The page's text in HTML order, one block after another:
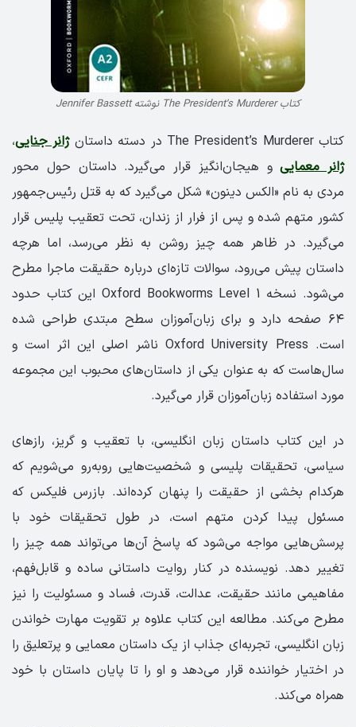
کتاب The President’s Murderer نوشته Jennifer Bassett
کتاب The President’s Murderer در دسته داستان ژانر جنایی،
ژانر معماییو هیجان‌انگیز قرار می‌گیرد. داستان حول محور
مردی به نام «الکس دینون» شکل می‌گیرد که به قتل رئیس‌جمهور
کشور متهم شده و پس از فرار از زندان، تحت تعقیب پلیس قرار
می‌گیرد. در ظاهر همه چیز روشن به نظر می‌رسد، اما هرچه
داستان پیش می‌رود، سوالات تازه‌ای درباره حقیقت ماجرا مطرح
می‌شود. نسخه Oxford Bookworms Level 1 این کتاب حدود
۶۴ صفحه دارد و برای زبان‌آموزان سطح مبتدی طراحی شده
است. Oxford University Press ناشر اصلی این اثر است و
سال‌هاست که به عنوان یکی از داستان‌های محبوب این مجموعه
مورد استفاده زبان‌آموزان قرار می‌گیرد.
در این کتاب داستان زبان انگلیسی، با تعقیب و گریز، رازهای
سیاسی، تحقیقات پلیسی و شخصیت‌هایی روبه‌رو می‌شویم که
هرکدام بخشی از حقیقت را پنهان کرده‌اند. بازرس فلیکس که
مسئول پیدا کردن متهم است، در طول تحقیقات خود با
پرسش‌هایی مواجه می‌شود که پاسخ آن‌ها می‌تواند همه چیز را
تغییر دهد. نویسنده در کنار روایت داستانی ساده و قابل‌فهم،
مفاهیمی مانند حقیقت، عدالت، قدرت، فساد و مسئولیت را نیز
مطرح می‌کند. مطالعه این کتاب علاوه بر تقویت مهارت خواندن
زبان انگلیسی، تجربه‌ای جذاب از یک داستان معمایی و پرتعلیق را
در اختیار خواننده قرار می‌دهد و او را تا پایان داستان با خود
همراه می‌کند.